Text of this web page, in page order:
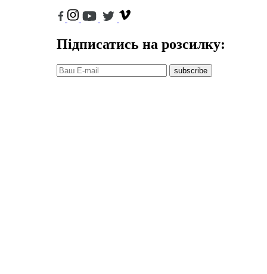
Підписатись на розсилку:
subscribe